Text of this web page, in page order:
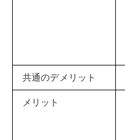
共通のデメリット
メリット